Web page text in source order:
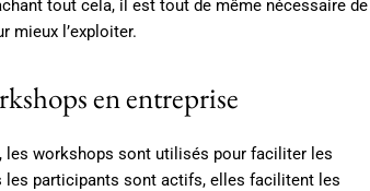
tout cela, il est tout de même nécessaire de
mieux l’exploiter.
en entreprise
les workshops sont utilisés pour faciliter les
les participants sont actifs, elles facilitent les